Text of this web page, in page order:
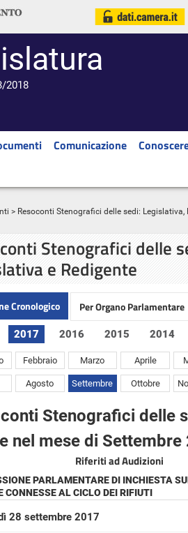
2018
Comunicazione
> Resoconti Stenografici delle sedi: Legislativa,
Stenografici delle
e Redigente
Cronologico Per Organo Parlamentare
2017
Febbraio Marzo Aprile
Agosto Settembre Ottobre
2016 2015 2014
Stenografici delle
nel mese di Settembre
Riferiti ad Audizioni
PARLAMENTARE DI INCHIESTA
CONNESSE AL CICLO DEI RIFIUTI
28 settembre 2017